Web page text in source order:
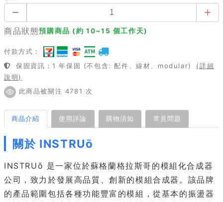
商品狀態預購商品 (約 10~15 個工作天)
付款方式：
保固資訊：1 年保固 (不包含: 配件、線材、modular)
(詳細
說明)
此商品被關注 4781 次
商品介紹 使用評論 購物須知 常見問題
關於 INSTRUō
INSTRUō 是一家位於蘇格蘭格拉斯哥的模組化合成器
公司，致力於發展高品質、創新的模組合成器。該品牌
的產品範圍包括各種功能豐富的模組，從基本的振盪器